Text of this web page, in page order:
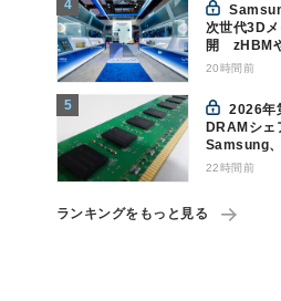
Samsung、FMS 2026で
次世代3D
開 zHBM
NANDを披露
20時間前
2026年第2四半期の
DRAMシェ
Samsung
争構図に
22時間前
ランキングをもっと見る